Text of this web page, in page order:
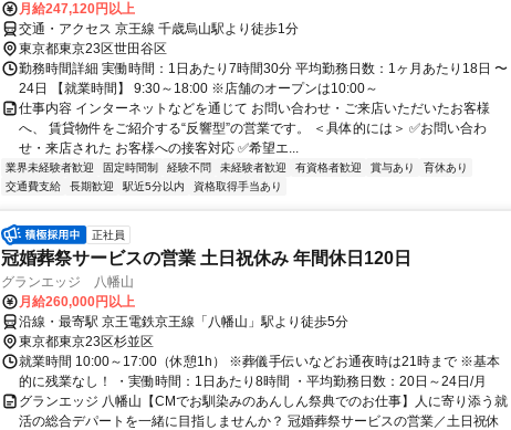
月給247,120円以上
交通・アクセス 京王線 千歳烏山駅より徒歩1分
東京都東京23区世田谷区
勤務時間詳細 実働時間：1日あたり7時間30分 平均勤務日数：1ヶ月あたり18日 〜
24日 【就業時間】 9:30～18:00 ※店舗のオープンは10:00～
仕事内容 インターネットなどを通じて お問い合わせ・ご来店いただいたお客様
へ、 賃貸物件をご紹介する“反響型”の営業です。 ＜具体的には＞ ✅お問い合わ
せ・来店された お客様への接客対応 ✅希望エ...
業界未経験者歓迎 固定時間制 経験不問 未経験者歓迎 有資格者歓迎 賞与あり
育休あり
交通費支給
長期歓迎 駅近5分以内 資格取得手当あり
正社員
冠婚葬祭サービスの営業 土日祝休み 年間休日120日
グランエッジ 八幡山
月給260,000円以上
沿線・最寄駅 京王電鉄京王線「八幡山」駅より徒歩5分
東京都東京23区杉並区
就業時間 10:00～17:00（休憩1h） ※葬儀手伝いなどお通夜時は21時まで ※基本
的に残業なし！ ・実働時間：1日あたり8時間 ・平均勤務日数：20日～24日/月
グランエッジ 八幡山【CMでお馴染みのあんしん祭典でのお仕事】人に寄り添う就
活の総合デパートを一緒に目指しませんか？ 冠婚葬祭サービスの営業／土日祝休